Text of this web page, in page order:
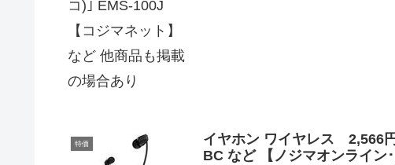
特価
イヤホン ワイヤレス 2,566
BC など 【ノジマオンライン･